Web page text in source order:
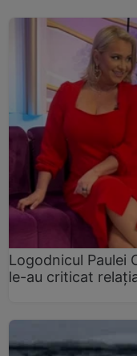
Logodnicul Paulei
le-au criticat